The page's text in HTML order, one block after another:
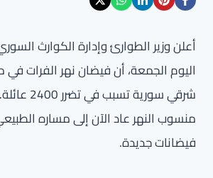
أعلن وزير الطوارئ وإدارة الكوارث
اليوم الجمعة، أن فيضان نهر الفرات في
شرقي
منسوب النهر عاد الآن إلى مساره
فيضانات جديدة.